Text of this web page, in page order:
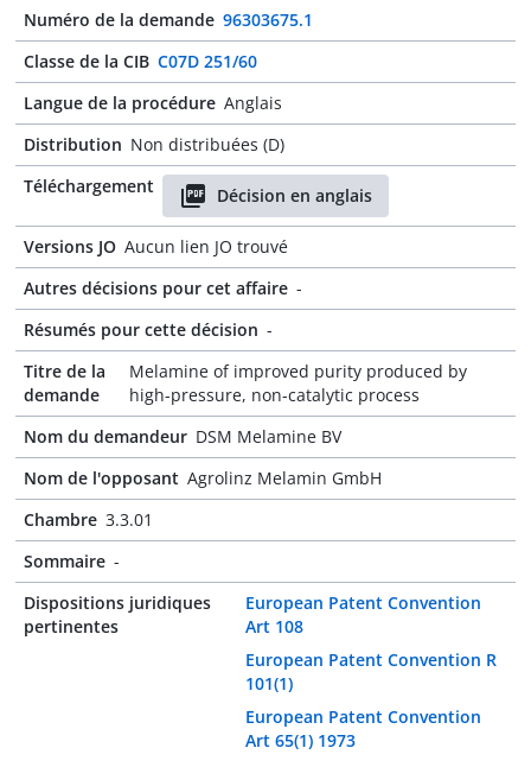
Numéro de la demande 96303675.1
Classe de la CIB C07D 251/60
Langue de la procédure Anglais
Distribution Non distribuées (D)
Téléchargement
Décision en anglais
Versions JO Aucun lien JO trouvé
Autres décisions pour cet affaire -
Résumés pour cette décision -
Titre de la
demande
Melamine of improved purity produced by
high-pressure, non-catalytic process
Nom du demandeur DSM Melamine BV
Nom de l'opposant Agrolinz Melamin GmbH
Chambre 3.3.01
Sommaire -
Dispositions juridiques
pertinentes
European Patent Convention
Art 108
European Patent Convention R
101(1)
European Patent Convention
Art 65(1) 1973